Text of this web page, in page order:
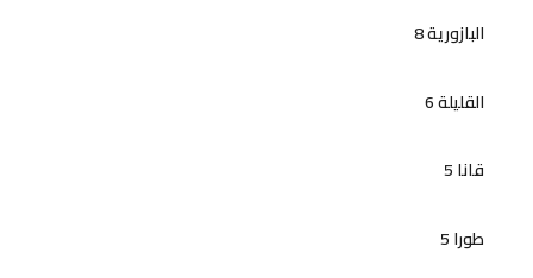
البازورية 8
القليلة 6
قانا 5
طورا 5